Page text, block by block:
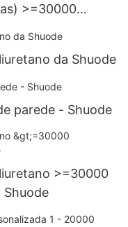
>=30000
da Shuode
parede - Shuode
>=30000
Shuode